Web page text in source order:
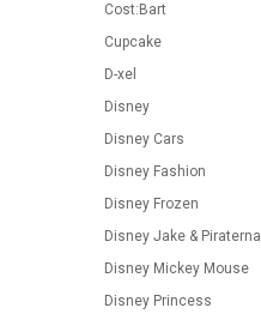
Cost:Bart
Cupcake
D-xel
Disney
Disney Cars
Disney Fashion
Disney Frozen
Disney Jake & Piraterna
Disney Mickey Mouse
Disney Princess